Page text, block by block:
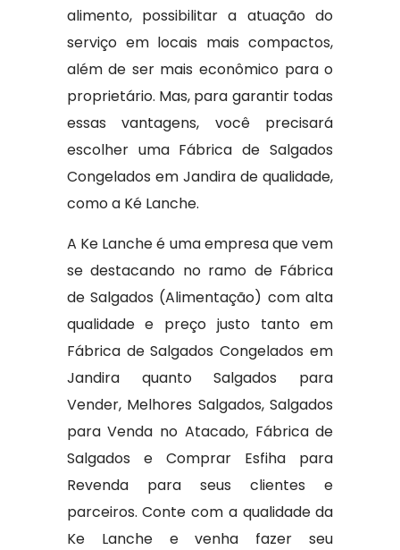
alimento, possibilitar a atuação do
serviço em locais mais compactos,
além de ser mais econômico para o
proprietário. Mas, para garantir todas
essas vantagens, você precisará
escolher uma Fábrica de Salgados
Congelados em Jandira de qualidade,
como a Ké Lanche.
A Ke Lanche é uma empresa que vem
se destacando no ramo de Fábrica
de Salgados (Alimentação) com alta
qualidade e preço justo tanto em
Fábrica de Salgados Congelados em
Jandira quanto Salgados para
Vender, Melhores Salgados, Salgados
para Venda no Atacado, Fábrica de
Salgados e Comprar Esfiha para
Revenda para seus clientes e
parceiros. Conte com a qualidade da
Ke Lanche e venha fazer seu